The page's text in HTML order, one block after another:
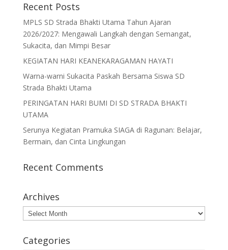
Recent Posts
MPLS SD Strada Bhakti Utama Tahun Ajaran
2026/2027: Mengawali Langkah dengan Semangat,
Sukacita, dan Mimpi Besar
KEGIATAN HARI KEANEKARAGAMAN HAYATI
Warna-warni Sukacita Paskah Bersama Siswa SD
Strada Bhakti Utama
PERINGATAN HARI BUMI DI SD STRADA BHAKTI
UTAMA
Serunya Kegiatan Pramuka SIAGA di Ragunan: Belajar,
Bermain, dan Cinta Lingkungan
Recent Comments
Archives
Archives
Categories